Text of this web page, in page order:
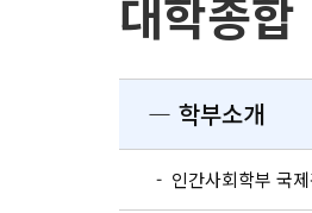
대학종합
― 학부소개
- 인간사회학부 국제